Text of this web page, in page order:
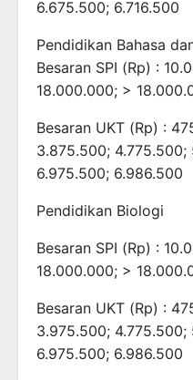
6.675.500; 6.716.500
Pendidikan Bahasa
Besaran SPI (Rp) :
18.000.000; >
Besaran UKT (Rp) :
3.875.500;
6.975.500; 6.986.500
Pendidikan Biologi
Besaran SPI (Rp) :
18.000.000; >
Besaran UKT (Rp) :
3.975.500;
6.975.500; 6.986.500